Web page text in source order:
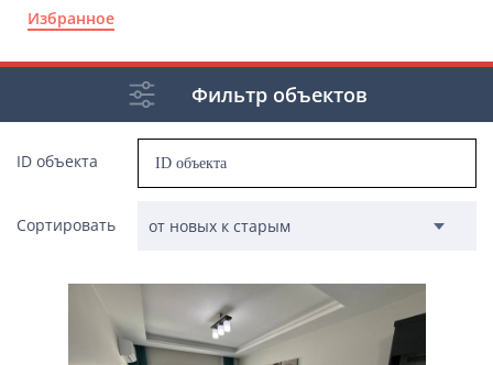
Избранное
Фильтр объектов
ID объекта
Сортировать